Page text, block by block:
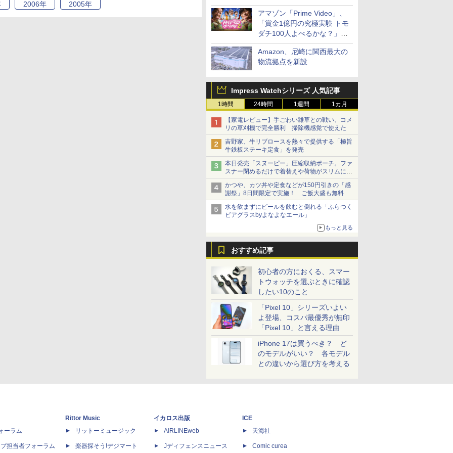
見放題
アマゾン「Prime Video」、
「賞金1億円の究極実験 トモ
ダチ100人よべるかな？」シ
ーズン2の参加者公開
Amazon、尼崎に関西最大の
物流拠点を新設
Impress Watchシリーズ 人気記事
1時間 24時間 1週間 1カ月
【家電レビュー】手ごわい雑草との戦い、コメ
リの草刈機で完全勝利 掃除機感覚で使えた
吉野家、牛リブロースを熱々で提供する「極旨
牛鉄板ステーキ定食」を発売
本日発売「スヌーピー」圧縮収納ポーチ。ファ
スナー閉めるだけで着替えや荷物がスリムにま
とまる
かつや、カツ丼や定食などが150円引きの「感
謝祭」8日間限定で実施！ ご飯大盛も無料
水を飲まずにビールを飲むと倒れる「ふらつく
ビアグラスbyよなよなエール」
もっと見る
おすすめ記事
初心者の方におくる、スマー
トウォッチを選ぶときに確認
したい10のこと
「Pixel 10」シリーズいよい
よ登場、コスパ最優秀が無印
「Pixel 10」と言える理由
iPhone 17は買うべき？ ど
のモデルがいい？ 各モデル
との違いから選び方を考える
2006年 2005年
ーラム
担当者フォーラム
Rittor Music
リットーミュージック
楽器探そう!デジマート
イカロス出版
AIRLINEweb
Jディフェンスニュース
ICE
天海社
Comic curea